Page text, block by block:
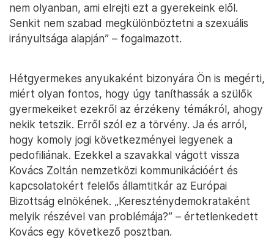
nem olyanban, ami elrejti ezt a gyerekeink elől.
Senkit nem szabad megkülönböztetni a szexuális
irányultsága alapján” – fogalmazott.
Hétgyermekes anyukaként bizonyára Ön is megérti,
miért olyan fontos, hogy úgy taníthassák a szülők
gyermekeiket ezekről az érzékeny témákról, ahogy
nekik tetszik. Erről szól ez a törvény. Ja és arról,
hogy komoly jogi következményei legyenek a
pedofiliának. Ezekkel a szavakkal vágott vissza
Kovács Zoltán nemzetközi kommunikációért és
kapcsolatokért felelős államtitkár az Európai
Bizottság elnökének. „Kereszténydemokrataként
melyik részével van problémája?” – értetlenkedett
Kovács egy következő posztban.